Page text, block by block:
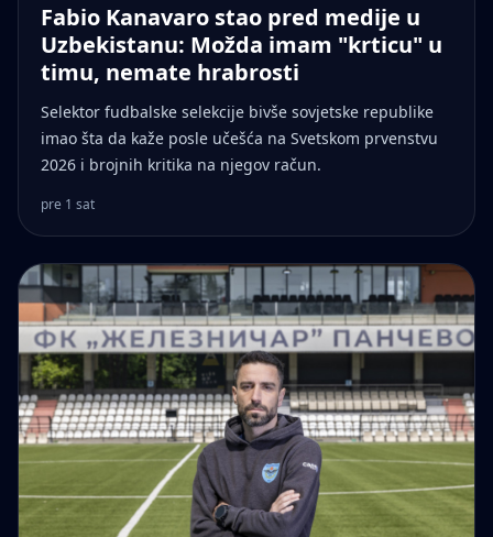
Fabio Kanavaro stao pred medije u
Uzbekistanu: Možda imam "krticu" u
timu, nemate hrabrosti
Selektor fudbalske selekcije bivše sovjetske republike
imao šta da kaže posle učešća na Svetskom prvenstvu
2026 i brojnih kritika na njegov račun.
pre 1 sat